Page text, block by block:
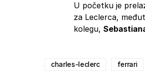
U početku je
za Leclerca,
kolegu,
charles-leclerc ferrari